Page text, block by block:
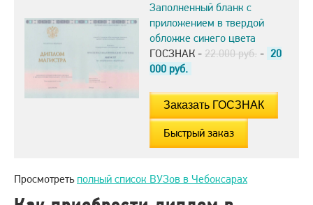
Заполненный бланк с
приложением в твердой
обложке синего цвета
ГОСЗНАК - 22.000 руб. - 20
000 руб.
Быстрый заказ
Просмотреть полный список ВУЗов в Чебоксарах